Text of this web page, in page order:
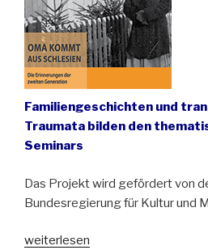
Familiengeschichten und
Traumata bilden den
Seminars
Das Projekt wird gefördert von
Bundesregierung für Kultur und
„Rückblick
weiterlesen